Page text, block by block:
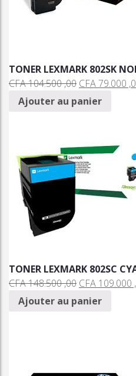
TONER LEXMARK 802SK
CFA104.500 ,00 CFA79.000
Ajouter au panier
TONER LEXMARK 802SC
CFA148.500 ,00 CFA 109.000
Ajouter au panier